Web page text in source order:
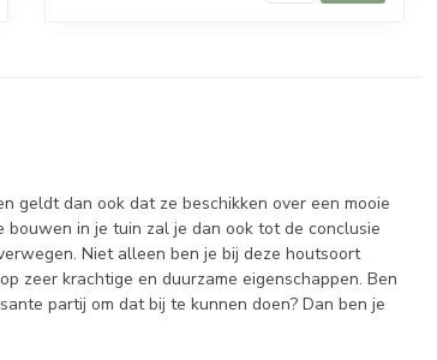
geldt dan ook dat ze beschikken over een mooie
in je tuin zal je dan ook tot de conclusie
Niet alleen ben je bij deze houtsoort
zeer krachtige en duurzame eigenschappen. Ben
partij om dat bij te kunnen doen? Dan ben je